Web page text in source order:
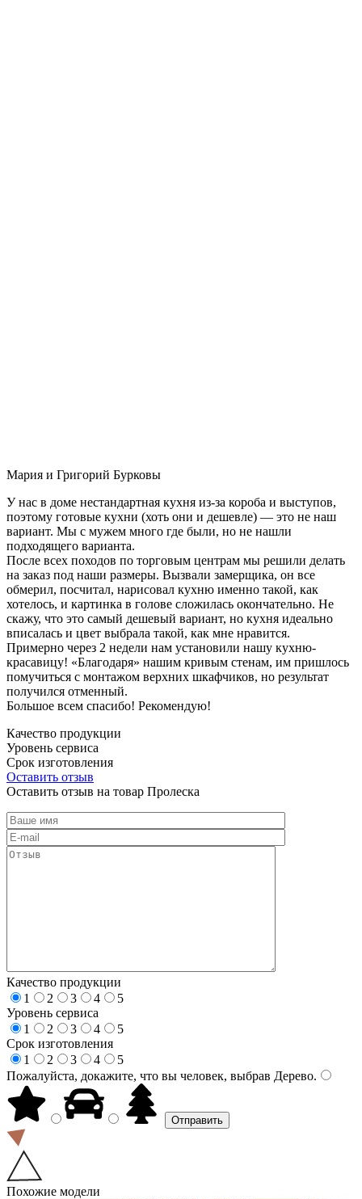
Мария и Григорий Бурковы
У нас в доме нестандартная кухня из-за короба и выступов,
поэтому готовые кухни (хоть они и дешевле) — это не наш
вариант. Мы с мужем много где были, но не нашли
подходящего варианта.
После всех походов по торговым центрам мы решили делать
на заказ под наши размеры. Вызвали замерщика, он все
обмерил, посчитал, нарисовал кухню именно такой, как
хотелось, и картинка в голове сложилась окончательно. Не
скажу, что это самый дешевый вариант, но кухня идеально
вписалась и цвет выбрала такой, как мне нравится.
Примерно через 2 недели нам установили нашу кухню-
красавицу! «Благодаря» нашим кривым стенам, им пришлось
помучиться с монтажом верхних шкафчиков, но результат
получился отменный.
Большое всем спасибо! Рекомендую!
Качество продукции
Уровень сервиса
Срок изготовления
Оставить отзыв
Оставить отзыв на товар Пролеска
Качество продукции
1
2 3 4
5
Уровень сервиса
1
2 3 4
5
Срок изготовления
1
2 3 4
5
Пожалуйста, докажите, что вы человек, выбрав Дерево.
Похожие модели